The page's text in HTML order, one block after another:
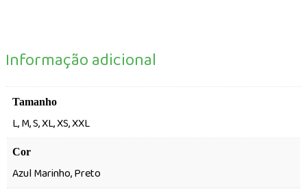
Informação adicional
Tamanho
L, M, S, XL, XS, XXL
Cor
Azul Marinho, Preto